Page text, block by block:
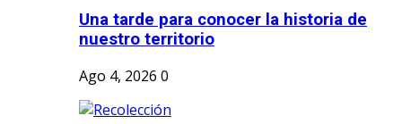
Una tarde para conocer la historia de
nuestro territorio
Ago 4, 2026 0